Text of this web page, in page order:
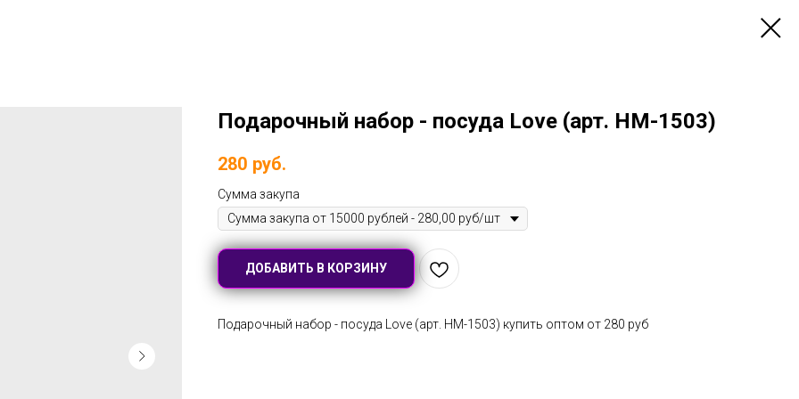
Подарочный набор - посуда Love (арт. HM-1503)
280 руб.
Сумма закупа
ДОБАВИТЬ В КОРЗИНУ
Подарочный набор - посуда Love (арт. HM-1503) купить оптом от 280 руб